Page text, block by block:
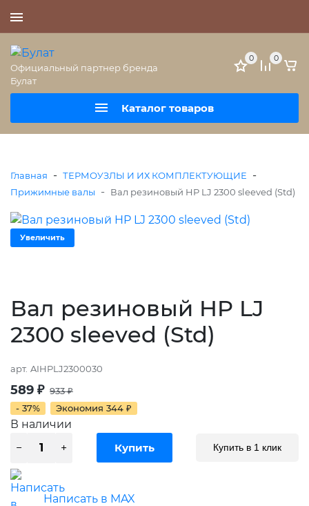
Официальный партнер бренда
Булат
Каталог товаров
0 0
Главная - ТЕРМОУЗЛЫ И ИХ КОМПЛЕКТУЮЩИЕ -
Прижимные валы - Вал резиновый HP LJ 2300 sleeved (Std)
Увеличить
Вал резиновый HP LJ
2300 sleeved (Std)
арт. AIHPLJ2300030
589 ₽ 933₽
- 37%
Экономия 344 ₽
В наличии
Купить в 1 клик
Написать в MAX